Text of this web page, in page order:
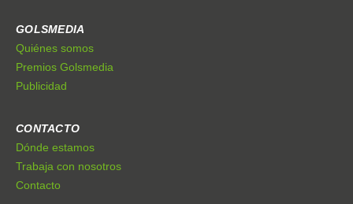
GOLSMEDIA
Quiénes somos
Premios Golsmedia
Publicidad
CONTACTO
Dónde estamos
Trabaja con nosotros
Contacto